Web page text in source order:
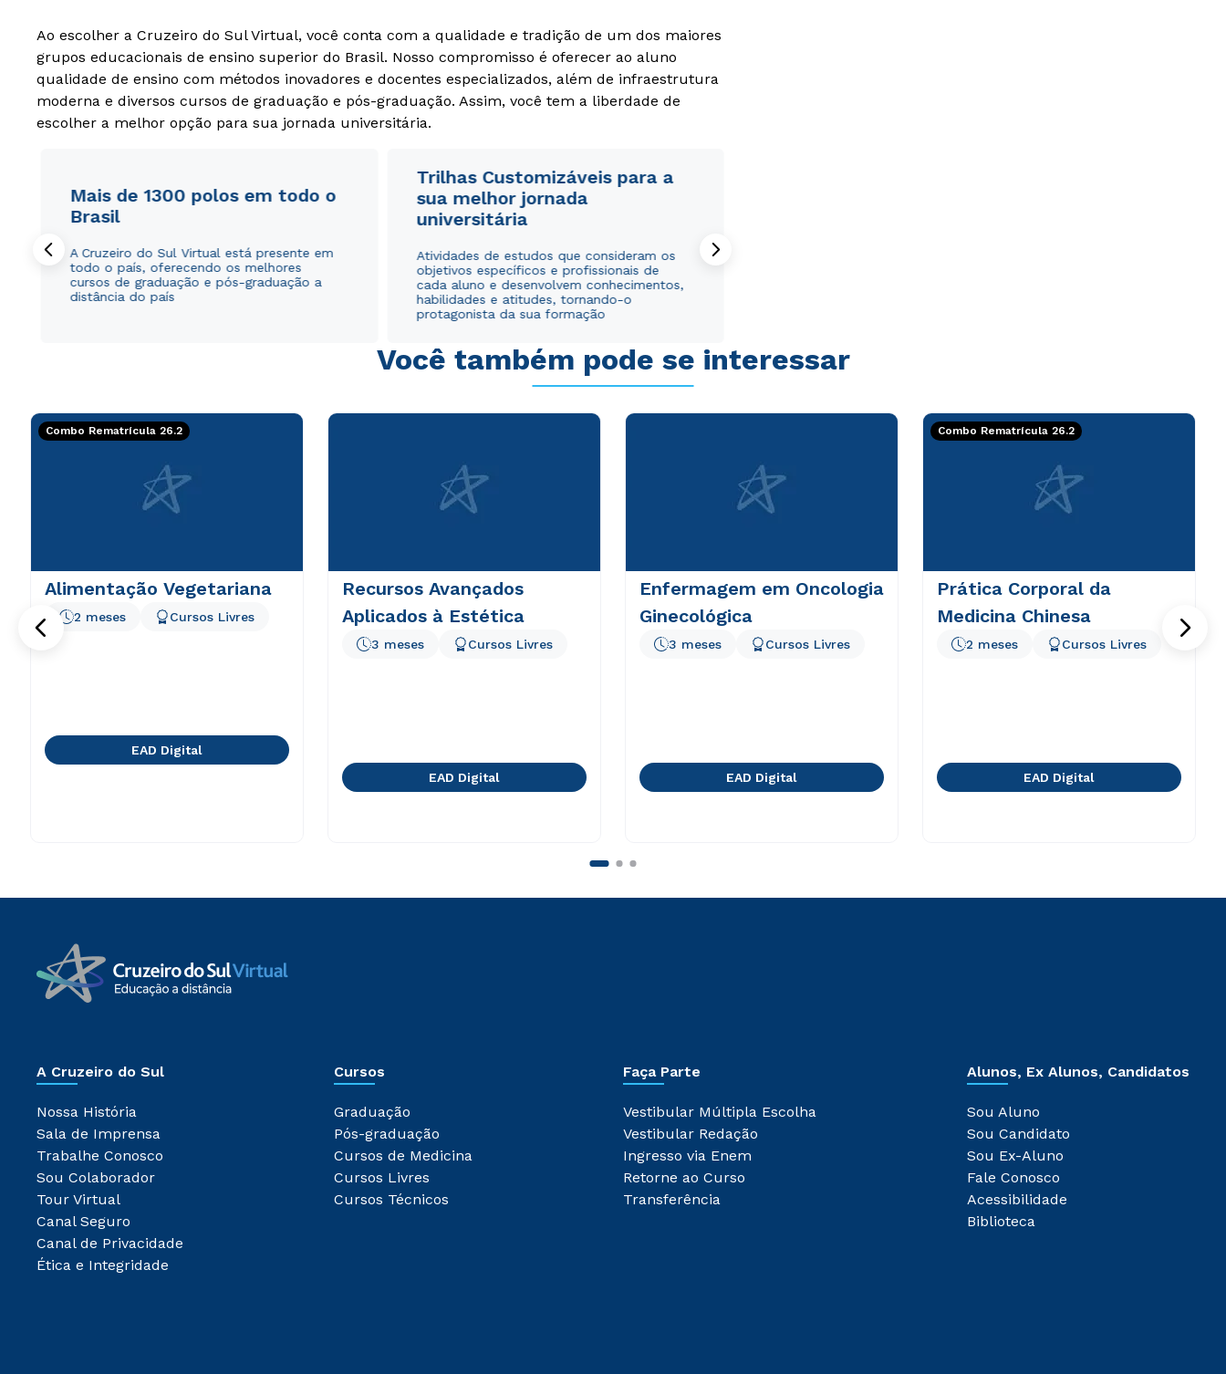
Ao escolher a Cruzeiro do Sul Virtual, você conta com a qualidade e tradição de um dos maiores
grupos educacionais de ensino superior do Brasil. Nosso compromisso é oferecer ao aluno
qualidade de ensino com métodos inovadores e docentes especializados, além de infraestrutura
moderna e diversos cursos de graduação e pós-graduação. Assim, você tem a liberdade de
escolher a melhor opção para sua jornada universitária.
Mais de 1300 polos em todo o
Brasil
A Cruzeiro do Sul Virtual está presente em
todo o país, oferecendo os melhores
cursos de graduação e pós-graduação a
distância do país
Trilhas Customizáveis para a
sua melhor jornada
universitária
Atividades de estudos que consideram os
objetivos específicos e profissionais de
cada aluno e desenvolvem conhecimentos,
habilidades e atitudes, tornando-o
protagonista da sua formação
Você também pode se interessar
Combo Rematrícula 26.2
Alimentação Vegetariana
2 meses Cursos Livres
EAD Digital
Recursos Avançados
Aplicados à Estética
3 meses Cursos Livres
EAD Digital
Enfermagem em Oncologia
Ginecológica
3 meses Cursos Livres
EAD Digital
Combo Rematrícula 26.2
Prática Corporal da
Medicina Chinesa
2 meses Cursos Livres
EAD Digital
A Cruzeiro do Sul
Nossa História
Sala de Imprensa
Trabalhe Conosco
Sou Colaborador
Tour Virtual
Canal Seguro
Canal de Privacidade
Ética e Integridade
Cursos
Graduação
Pós-graduação
Cursos de Medicina
Cursos Livres
Cursos Técnicos
Faça Parte
Vestibular Múltipla Escolha
Vestibular Redação
Ingresso via Enem
Retorne ao Curso
Transferência
Alunos, Ex Alunos, Candidatos
Sou Aluno
Sou Candidato
Sou Ex-Aluno
Fale Conosco
Acessibilidade
Biblioteca
Rápido e fácil
WhatsApp
ou
envio de conteúdos da Cruzeiro do Sul.
Rápido e fácil
WhatsApp
ou
envio de conteúdos da Cruzeiro do Sul.